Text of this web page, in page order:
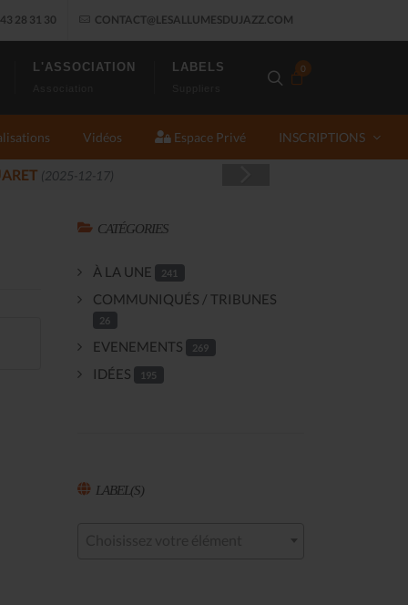
28 31 30 CONTACT@LESALLUMESDUJAZZ.COM
0
L'ASSOCIATION LABELS
Vidéos Espace Privé INSCRIPTIONS
14)
CATÉGORIES
À LA UNE 241
COMMUNIQUÉS / TRIBUNES
26
EVENEMENTS 269
IDÉES 195
LABEL(S)